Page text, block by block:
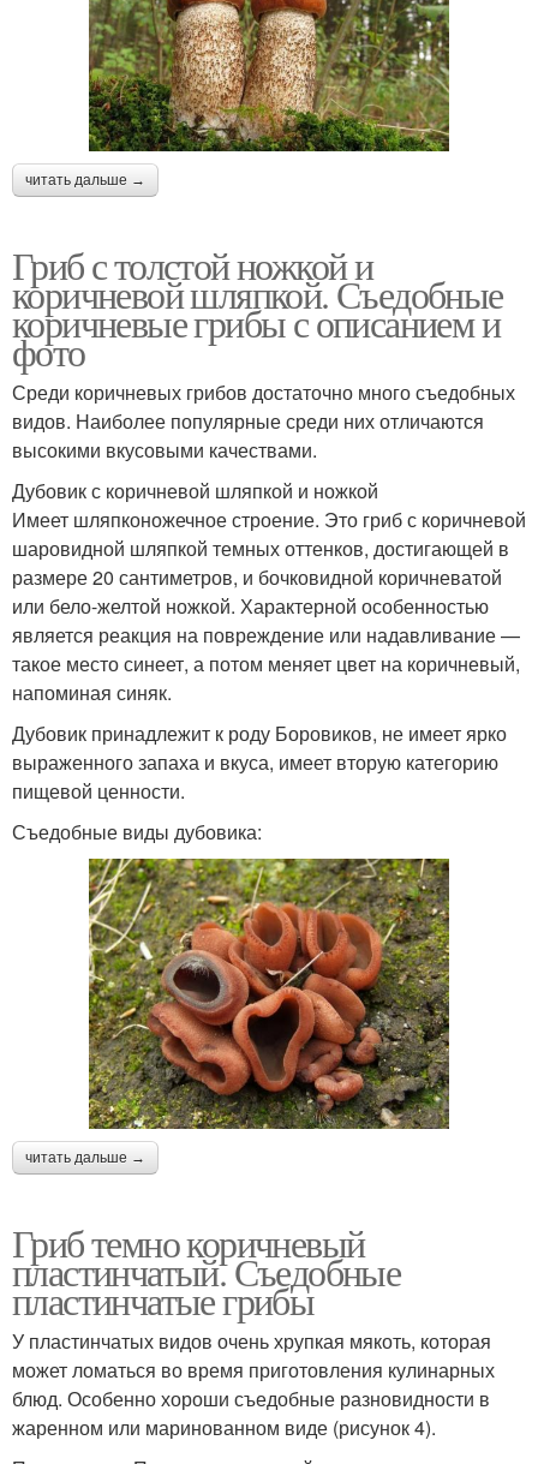
читать дальше →
Гриб с толстой ножкой и
коричневой шляпкой. Съедобные
коричневые грибы с описанием и
фото
Среди коричневых грибов достаточно много съедобных
видов. Наиболее популярные среди них отличаются
высокими вкусовыми качествами.
Дубовик с коричневой шляпкой и ножкой
Имеет шляпконожечное строение. Это гриб с коричневой
шаровидной шляпкой темных оттенков, достигающей в
размере 20 сантиметров, и бочковидной коричневатой
или бело-желтой ножкой. Характерной особенностью
является реакция на повреждение или надавливание —
такое место синеет, а потом меняет цвет на коричневый,
напоминая синяк.
Дубовик принадлежит к роду Боровиков, не имеет ярко
выраженного запаха и вкуса, имеет вторую категорию
пищевой ценности.
Съедобные виды дубовика:
читать дальше →
Гриб темно коричневый
пластинчатый. Съедобные
пластинчатые грибы
У пластинчатых видов очень хрупкая мякоть, которая
может ломаться во время приготовления кулинарных
блюд. Особенно хороши съедобные разновидности в
жаренном или маринованном виде (рисунок 4).